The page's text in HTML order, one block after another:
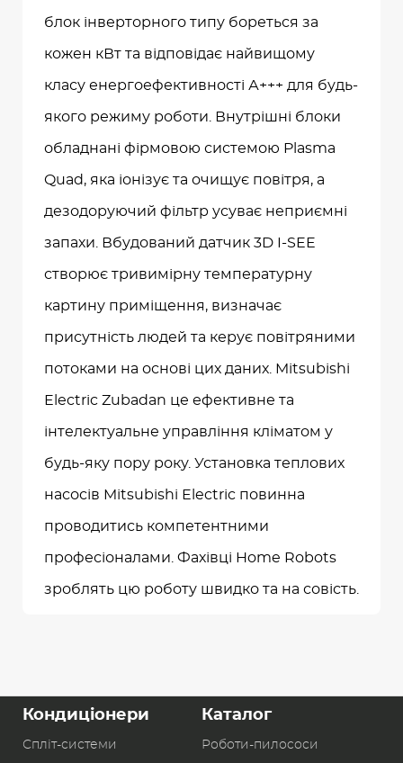
блок інверторного типу бореться за
кожен кВт та відповідає найвищому
класу енергоефективності А+++ для будь-
якого режиму роботи. Внутрішні блоки
обладнані фірмовою системою Plasma
Quad, яка іонізує та очищує повітря, а
дезодоруючий фільтр усуває неприємні
запахи. Вбудований датчик 3D I-SEE
створює тривимірну температурну
картину приміщення, визначає
присутність людей та керує повітряними
потоками на основі цих даних. Mitsubishi
Electric Zubadan це ефективне та
інтелектуальне управління кліматом у
будь-яку пору року. Установка теплових
насосів Mitsubishi Electric повинна
проводитись компетентними
професіоналами. Фахівці Home Robots
зроблять цю роботу швидко та на совість.
Кондиціонери
Спліт-системи
Каталог
Роботи-пилоcоси